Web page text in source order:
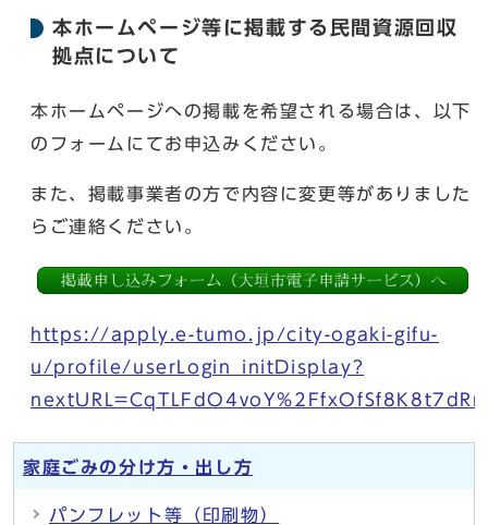
本ホームページ等に掲載する民間資源回収
拠点について
本ホームページへの掲載を希望される場合は、以下
のフォームにてお申込みください。
また、掲載事業者の方で内容に変更等がありました
らご連絡ください。
https://apply.e-tumo.jp/city-ogaki-gifu-
u/profile/userLogin_initDisplay?
家庭ごみの分け方・出し方
パンフレット等（印刷物）